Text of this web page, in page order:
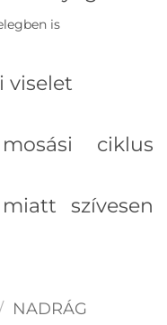
is
viselet
ciklus
szívesen
NADRÁG